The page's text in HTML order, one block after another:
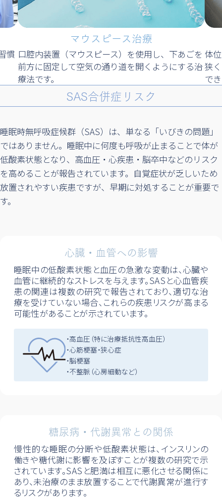
慣
マウスピース治療
口腔内装置（マウスピース）を使用し、下あごを
前方に固定して空気の通り道を開くようにする治
療法です。
体
狭
で
SAS合併症リスク
睡眠時無呼吸症候群（SAS）は、単なる「いびきの問題」
ではありません。睡眠中に何度も呼吸が止まることで体が
低酸素状態となり、高血圧・心疾患・脳卒中などのリスク
を高めることが報告されています。自覚症状が乏しいため
放置されやすい疾患ですが、早期に対処することが重要で
す。
心臓・血管への影響
睡眠中の低酸素状態と血圧の急激な変動は、心臓や
血管に継続的なストレスを与えます。SASと心血管疾
患の関連は複数の研究で報告されており、適切な治
療を受けていない場合、これらの疾患リスクが高まる
可能性があることが示されています。
・高血圧（特に治療抵抗性高血圧）
・心筋梗塞・狭心症
・脳梗塞
・不整脈（心房細動など）
糖尿病・ 代謝異常との関係
慢性的な睡眠の分断や低酸素状態は、インスリンの
働きや糖代謝に影響を及ぼすことが複数の研究で示
されています。SASと肥満は相互に悪化させる関係に
あり、未治療のまま放置することで代謝異常が進行す
るリスクがあります。